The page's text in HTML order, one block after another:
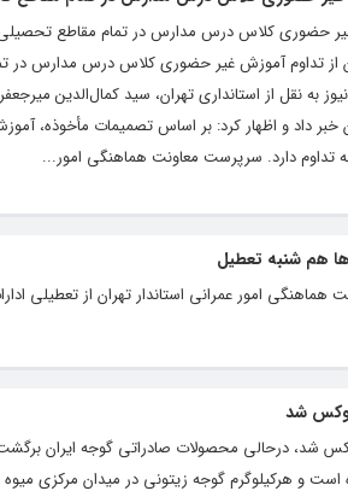
حضوری کلاس درس مدارس در تمام مقاطع تحصیلی
به نقل از استانداری تهران، سید کمال‌الدین
خبر داد و اظهار کرد: بر اساس تصمیمات
تداوم دارد. سرپرست معاونت هماهنگی امور...
هم شنبه تعطیل
امور عمرانی استاندار تهران از تعطیلی ادارات و
شد